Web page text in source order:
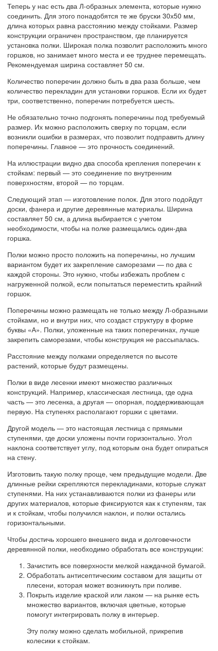
Теперь у нас есть два Л-образных элемента, которые нужно
соединить. Для этого понадобятся те же бруски 30х50 мм,
длина которых равна расстоянию между стойками. Размер
конструкции ограничен пространством, где планируется
установка полки. Широкая полка позволит расположить много
горшков, но занимает много места и ее труднее перемещать.
Рекомендуемая ширина составляет 50 см.
Количество поперечин должно быть в два раза больше, чем
количество перекладин для установки горшков. Если их будет
три, соответственно, поперечин потребуется шесть.
Не обязательно точно подгонять поперечины под требуемый
размер. Их можно расположить сверху по торцам, если
возникли ошибки в размерах, что позволит подправить длину
поперечины. Главное — это прочность соединений.
На иллюстрации видно два способа крепления поперечин к
стойкам: первый — это соединение по внутренним
поверхностям, второй — по торцам.
Следующий этап — изготовление полок. Для этого подойдут
доски, фанера и другие деревянные материалы. Ширина
составляет 50 см, а длина выбирается с учетом
необходимости, чтобы на полке размещались один-два
горшка.
Полки можно просто положить на поперечины, но лучшим
вариантом будет их закрепление саморезами — по два с
каждой стороны. Это нужно, чтобы избежать проблем с
нагруженной полкой, если попытаться переместить крайний
горшок.
Поперечины можно размещать не только между Л-образными
стойками, но и внутри них, что создаст структуру в форме
буквы «А». Полки, уложенные на таких поперечинах, лучше
закрепить саморезами, чтобы конструкция не рассыпалась.
Расстояние между полками определяется по высоте
растений, которые будут размещены.
Полки в виде лесенки имеют множество различных
конструкций. Например, классическая лестница, где одна
часть — это лесенка, а другая — опорная, поддерживающая
первую. На ступенях располагают горшки с цветами.
Другой модель — это настоящая лестница с прямыми
ступенями, где доски уложены почти горизонтально. Угол
наклона соответствует углу, под которым она будет опираться
на стену.
Изготовить такую полку проще, чем предыдущие модели. Две
длинные рейки скрепляются перекладинами, которые служат
ступенями. На них устанавливаются полки из фанеры или
других материалов, которые фиксируются как к ступеням, так
и к стойкам, чтобы получился наклон, и полки остались
горизонтальными.
Чтобы достичь хорошего внешнего вида и долговечности
деревянной полки, необходимо обработать все конструкции:
Зачистить все поверхности мелкой наждачной бумагой.
Обработать антисептическим составом для защиты от
плесени, которая может возникнуть при поливе.
Покрыть изделие краской или лаком — на рынке есть
множество вариантов, включая цветные, которые
помогут интегрировать полку в интерьер.
Эту полку можно сделать мобильной, прикрепив
колесики к стойкам.